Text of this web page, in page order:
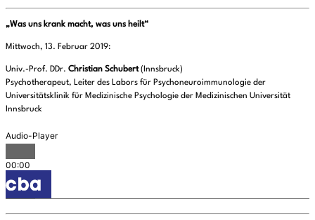
„Was uns krank macht, was uns heilt“
Mittwoch, 13. Februar 2019:
Univ.-Prof. DDr. Christian Schubert(Innsbruck)
Psychotherapeut, Leiter des Labors für Psychoneuroimmunologie der
Universitätsklinik für Medizinische Psychologie der Medizinischen Universität
Innsbruck